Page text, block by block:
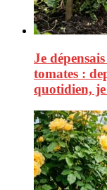
Je
tomates :
quotidien, je